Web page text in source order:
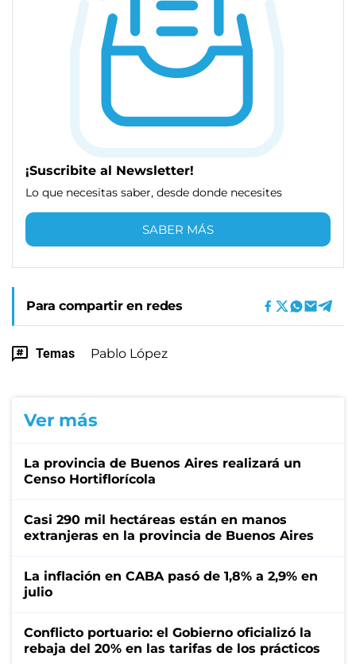
¡Suscribite al Newsletter!
Lo que necesitas saber, desde donde necesites
SABER MÁS
Para compartir en redes
Temas Pablo López
Ver más
La provincia de Buenos Aires realizará un
Censo Hortiflorícola
Casi 290 mil hectáreas están en manos
extranjeras en la provincia de Buenos Aires
La inflación en CABA pasó de 1,8% a 2,9% en
julio
Conflicto portuario: el Gobierno oficializó la
rebaja del 20% en las tarifas de los prácticos